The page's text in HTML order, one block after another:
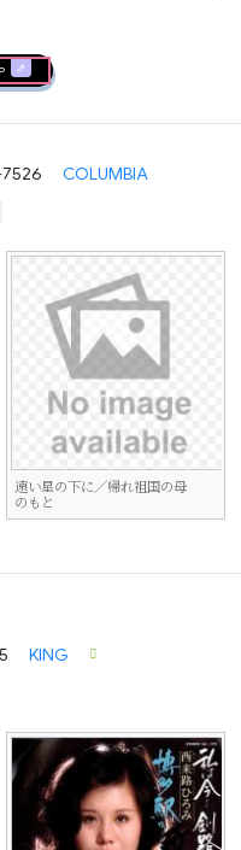
7526 COLUMBIA
遠い星の下に／帰れ祖国の母
のもと
KING